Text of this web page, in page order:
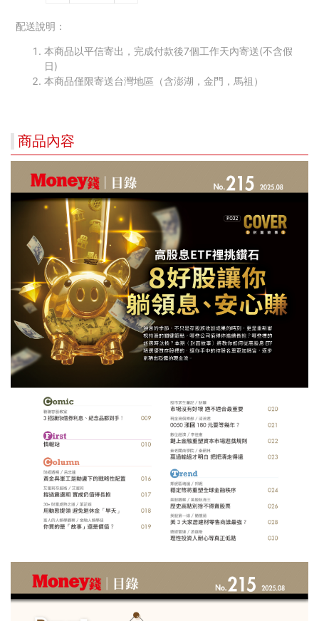
配送說明：
本商品以平信寄出，完成付款後7個工作天內寄送(不含假
日)
本商品僅限寄送台灣地區（含澎湖，金門，馬祖）
商品內容